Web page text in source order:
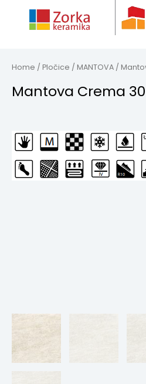
content
Home / Pločice / MANTOVA /
Mantova Crema